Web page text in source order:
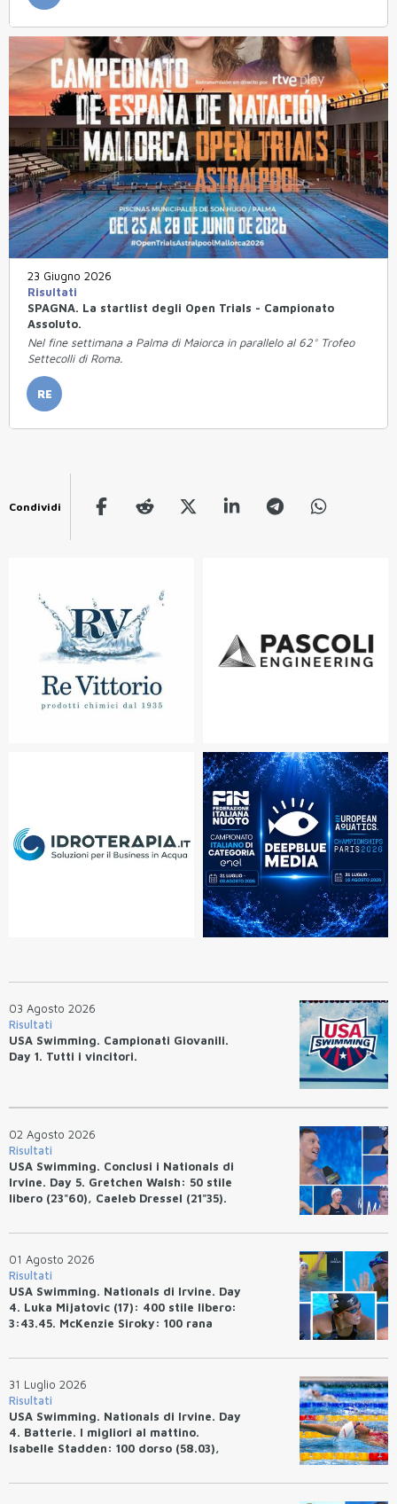
23 Giugno 2026
Risultati
SPAGNA. La startlist degli Open Trials - Campionato
Assoluto.
Nel fine settimana a Palma di Maiorca in parallelo al 62° Trofeo
Settecolli di Roma.
RE
Condividi
03 Agosto 2026
Risultati
USA Swimming. Campionati Giovanili.
Day 1. Tutti i vincitori.
02 Agosto 2026
Risultati
USA Swimming. Conclusi i Nationals di
Irvine. Day 5. Gretchen Walsh: 50 stile
libero (23"60), Caeleb Dressel (21"35).
01 Agosto 2026
Risultati
USA Swimming. Nationals di Irvine. Day
4. Luka Mijatovic (17): 400 stile libero:
3:43.45. McKenzie Siroky: 100 rana
Avakov: 100 rana (58.87).
31 Luglio 2026
Risultati
USA Swimming. Nationals di Irvine. Day
4. Batterie. I migliori al mattino.
Isabelle Stadden: 100 dorso (58.03),
tempo.